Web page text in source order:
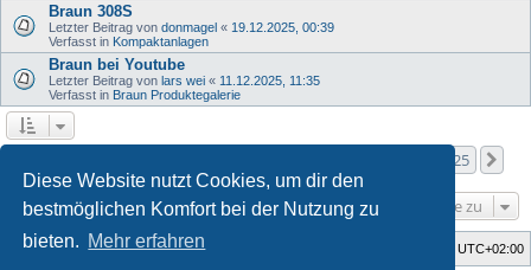
Diese Website nutzt Cookies, um dir den
bestmöglichen Komfort bei der Nutzung zu
bieten. Mehr erfahren
Braun 308S
Letzter Beitrag von donmagel « 19.12.2025, 00:39
Verfasst in Kompaktanlagen
Braun bei Youtube
Letzter Beitrag von lars wei « 11.12.2025, 11:35
Verfasst in Braun Produktegalerie
25
Gehe zu
Foren-Übersicht UTC+02:00